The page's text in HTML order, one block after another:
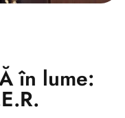
în lume: